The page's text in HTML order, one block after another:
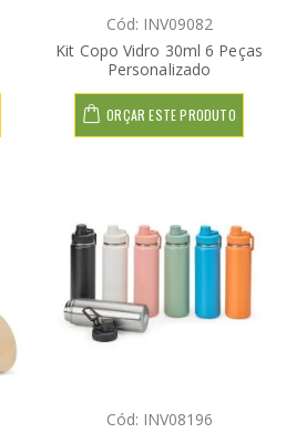
Cód: INV09082
Kit Copo Vidro 30ml 6 Peças
Personalizado
ORÇAR ESTE PRODUTO
Cód: INV08196